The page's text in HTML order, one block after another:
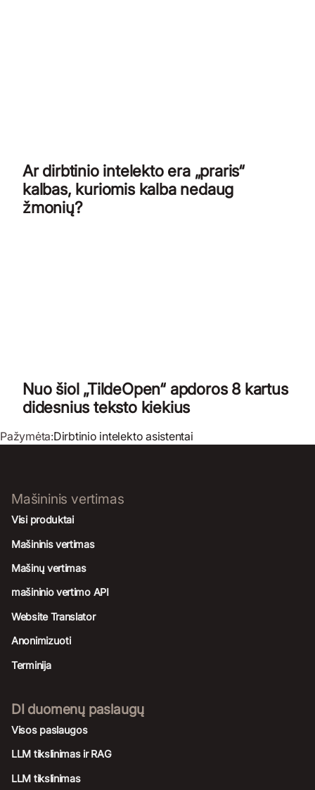
Ar dirbtinio intelekto era „praris“
kalbas, kuriomis kalba nedaug
žmonių?
Nuo šiol „TildeOpen“ apdoros 8 kartus
didesnius teksto kiekius
Pažymėta:Dirbtinio intelekto asistentai
Mašininis vertimas
Visi produktai
Mašininis vertimas
Mašinų vertimas
mašininio vertimo API
Website Translator
Anonimizuoti
Terminija
DI duomenų paslaugų
Visos paslaugos
LLM tikslinimas ir RAG
LLM tikslinimas